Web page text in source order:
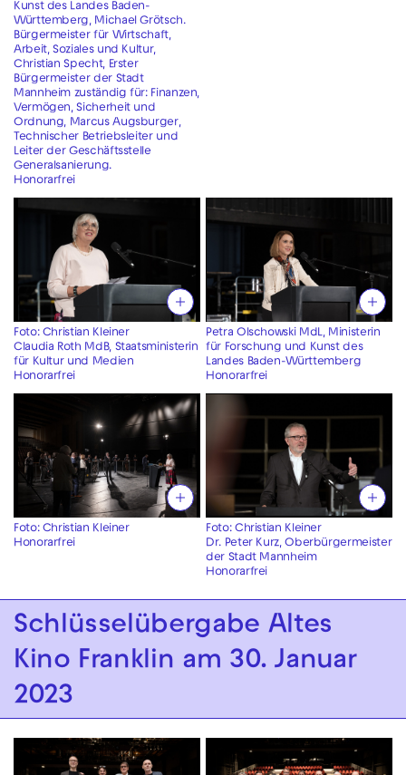
Kunst des Landes Baden-
Württemberg, Michael Grötsch.
Bürgermeister für Wirtschaft,
Arbeit, Soziales und Kultur,
Christian Specht, Erster
Bürgermeister der Stadt
Mannheim zuständig für: Finanzen,
Vermögen, Sicherheit und
Ordnung, Marcus Augsburger,
Technischer Betriebsleiter und
Leiter der Geschäftsstelle
Generalsanierung.
Honorarfrei
Foto: Christian Kleiner
Claudia Roth MdB, Staatsministerin
für Kultur und Medien
Honorarfrei
Petra Olschowski MdL, Ministerin
für Forschung und Kunst des
Landes Baden-Württemberg
Honorarfrei
Foto: Christian Kleiner
Honorarfrei
Foto: Christian Kleiner
Dr. Peter Kurz, Oberbürgermeister
der Stadt Mannheim
Honorarfrei
Schlüsselübergabe Altes
Kino Franklin am 30. Januar
2023